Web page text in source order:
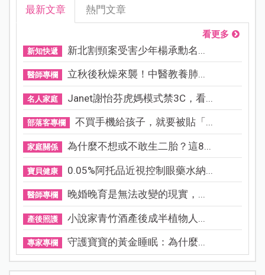
最新文章 熱門文章
看更多
新知快遞 新北割頸案受害少年楊承勳名...
醫師專欄 立秋後秋燥來襲！中醫教養肺...
名人家庭 Janet謝怡芬虎媽模式禁3C，看...
部落客專欄 不買手機給孩子，就要被貼「...
家庭關係 為什麼不想或不敢生二胎？這8...
寶貝健康 0.05%阿托品近視控制眼藥水納...
醫師專欄 晚婚晚育是無法改變的現實，...
產後照護 小說家青竹酒產後成半植物人...
專家專欄 守護寶寶的黃金睡眠：為什麼...